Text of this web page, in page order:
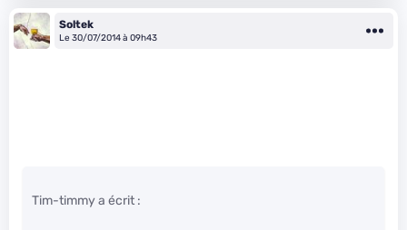
Soltek
Le 30/07/2014 à 09h43
Tim-timmy a écrit :